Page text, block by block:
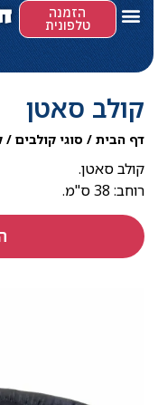
הזמנה
טלפונית
קולב סאטן
דף הבית / סוגי קולבים /
קולב סאטן.
רוחב: 38 ס"מ​.